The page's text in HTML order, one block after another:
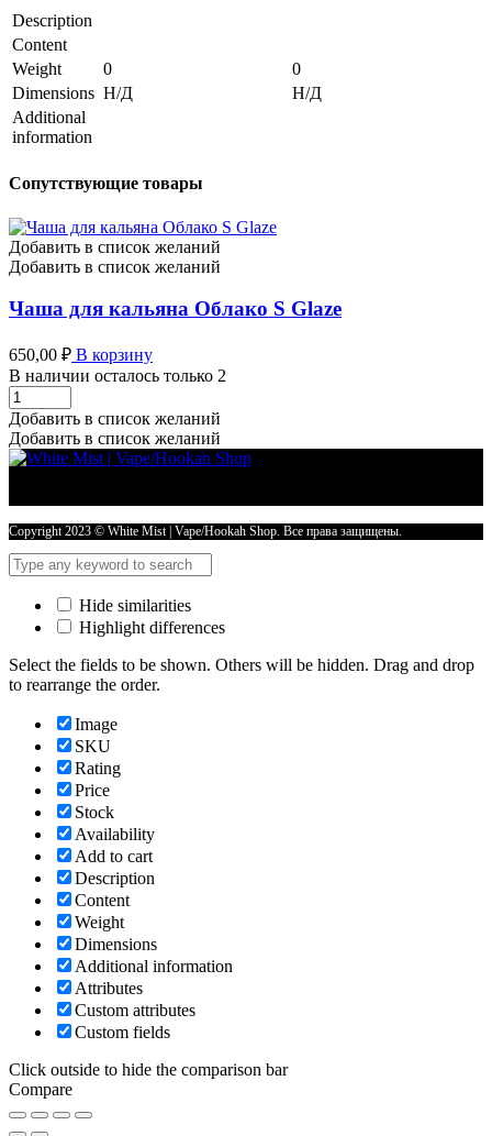
Description
Content
Weight
0
0
Dimensions Н/Д
Н/Д
Additional
information
Сопутствующие товары
Добавить в список желаний
Добавить в список желаний
Чаша для кальяна Облако S Glaze
650,00 ₽ В корзину
В наличии осталось только 2
Чаша
для
кальяна
Облако
Добавить в список желаний
Добавить в список желаний
Copyright 2023 © White Mist | Vape/Hookah Shop. Все права защищены.
Hide similarities
Highlight differences
Select the fields to be shown. Others will be hidden. Drag and drop
to rearrange the order.
Image
SKU
Rating
Price
Stock
Availability
Add to cart
Description
Content
Weight
Dimensions
Additional information
Attributes
Custom attributes
Custom fields
Click outside to hide the comparison bar
Compare